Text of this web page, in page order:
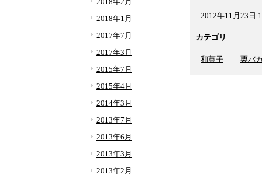
2012年11月23日
カテゴリ
和菓子 栗バ
2018年1月
2017年7月
2017年3月
2015年7月
2015年4月
2014年3月
2013年7月
2013年6月
2013年3月
2013年2月